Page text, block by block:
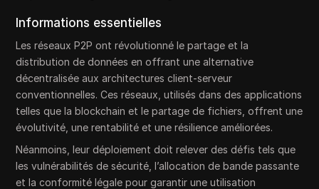
Informations essentielles
Les réseaux P2P ont révolutionné le partage et la
distribution de données en offrant une alternative
décentralisée aux architectures client-serveur
conventionnelles. Ces réseaux, utilisés dans des applications
telles que la blockchain et le partage de fichiers, offrent une
évolutivité, une rentabilité et une résilience améliorées.
Néanmoins, leur déploiement doit relever des défis tels que
les vulnérabilités de sécurité, l’allocation de bande passante
et la conformité légale pour garantir une utilisation